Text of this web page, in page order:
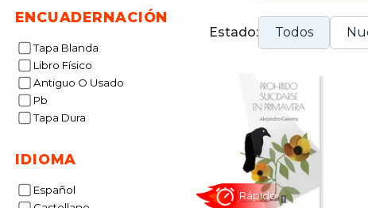
ENCUADERNACIÓN
Tapa Blanda
Libro Físico
Antiguo O Usado
Pb
Tapa Dura
IDIOMA
Español
Estado: Todos